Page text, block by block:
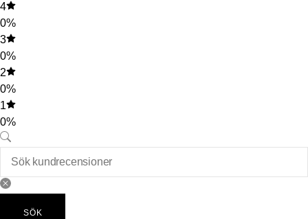
4
0%
3
0%
2
0%
1
0%
SÖK